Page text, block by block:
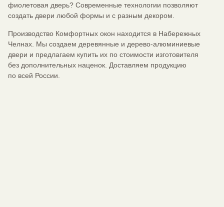
фиолетовая дверь? Современные технологии позволяют
создать двери любой формы и с разным декором.
Производство Комфортных окон находится в Набережных
Челнах. Мы создаем деревянные и дерево-алюминиевые
двери и предлагаем купить их по стоимости изготовителя
без дополнительных наценок. Доставляем продукцию
по всей России.